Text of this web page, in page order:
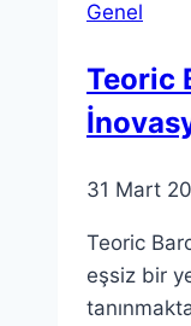
Genel
Teoric
31 Mart
Teoric
eşsiz bir